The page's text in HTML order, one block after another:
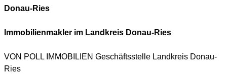
Donau-Ries
Immobilienmakler im Landkreis Donau-Ries
VON POLL IMMOBILIEN Geschäftsstelle Landkreis Donau-
Ries